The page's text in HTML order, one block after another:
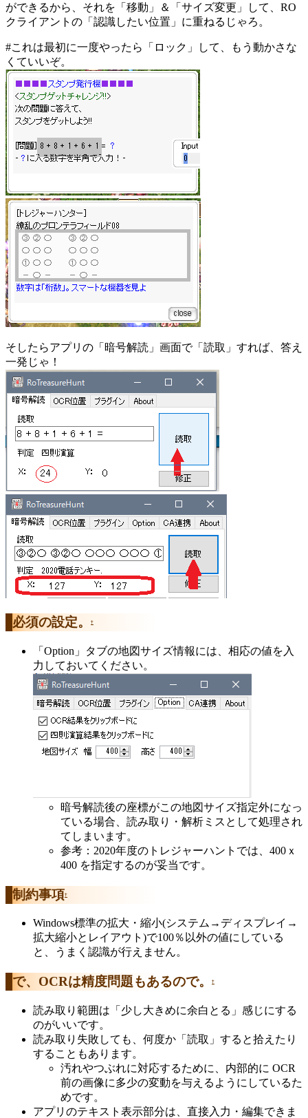
ができるから、それを「移動」＆「サイズ変更」して、RO
クライアントの「認識したい位置」に重ねるじゃろ。
#これは最初に一度やったら「ロック」して、もう動かさな
くていいぞ。
そしたらアプリの「暗号解読」画面で「読取」すれば、答え
一発じゃ！
必須の設定。 †
「Option」タブの地図サイズ情報には、相応の値を入
力しておいてください。
暗号解読後の座標がこの地図サイズ指定外になっ
ている場合、読み取り・解析ミスとして処理され
てしまいます。
参考：2020年度のトレジャーハントでは、400ｘ
400 を指定するのが妥当です。
制約事項†
Windows標準の拡大・縮小(システム→ディスプレイ→
拡大縮小とレイアウト)で100％以外の値にしている
と、うまく認識が行えません。
で、OCRは精度問題もあるので。 †
読み取り範囲は「少し大きめに余白とる」感じにする
のがいいです。
読み取り失敗しても、何度か「読取」すると拾えたり
することもあります。
汚れやつぶれに対応するために、内部的に OCR
前の画像に多少の変動を与えるようにしているた
めです。
アプリのテキスト表示部分は、直接入力・編集できま